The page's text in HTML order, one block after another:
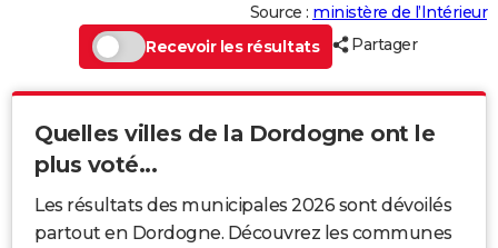
Source : ministère de l’Intérieur
Recevoir les résultats
Partager
Quelles villes de la Dordogne ont le
plus voté...
Les résultats des municipales 2026 sont dévoilés
partout en Dordogne. Découvrez les communes